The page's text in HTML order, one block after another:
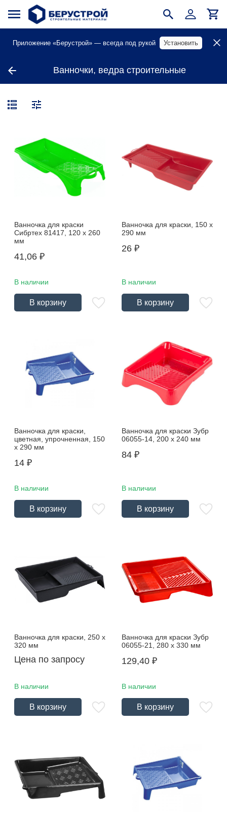
Приложение «Берустрой» — всегда под рукой Установить
Ванночки, ведра строительные
Ванночка для краски
Сибртех 81417, 120 х 260
мм
41,06 ₽
В наличии
В корзину
Ванночка для краски, 150 х
290 мм
26 ₽
В наличии
В корзину
Ванночка для краски,
цветная, упрочненная, 150
х 290 мм
14 ₽
В наличии
В корзину
Ванночка для краски Зубр
06055-14, 200 х 240 мм
84 ₽
В наличии
В корзину
Ванночка для краски, 250 х
320 мм
Цена по запросу
В наличии
В корзину
Ванночка для краски Зубр
06055-21, 280 х 330 мм
129,40 ₽
В наличии
В корзину